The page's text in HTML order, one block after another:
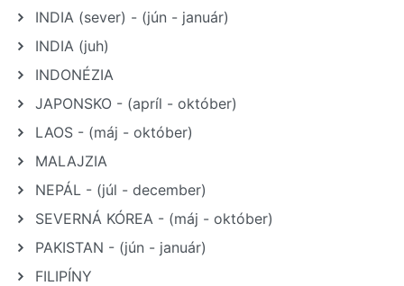
INDIA (sever) - (jún - január)
INDIA (juh)
INDONÉZIA
JAPONSKO - (apríl - október)
LAOS - (máj - október)
MALAJZIA
NEPÁL - (júl - december)
SEVERNÁ KÓREA - (máj - október)
PAKISTAN - (jún - január)
FILIPÍNY